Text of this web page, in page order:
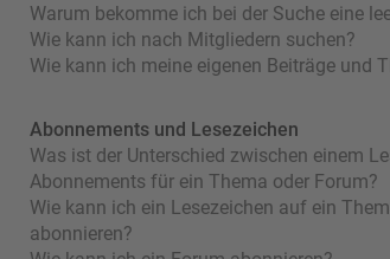
Warum bekomme ich bei der Suche eine
Wie kann ich nach Mitgliedern suchen?
Wie kann ich meine eigenen Beiträge und
Abonnements und Lesezeichen
Was ist der Unterschied zwischen einem
Abonnements für ein Thema oder Forum?
Wie kann ich ein Lesezeichen auf ein
abonnieren?